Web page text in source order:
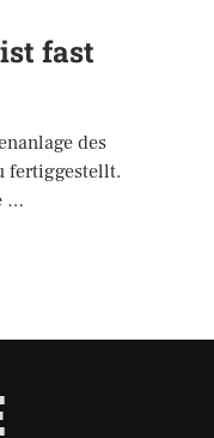
fast
des
fertiggestellt.
…